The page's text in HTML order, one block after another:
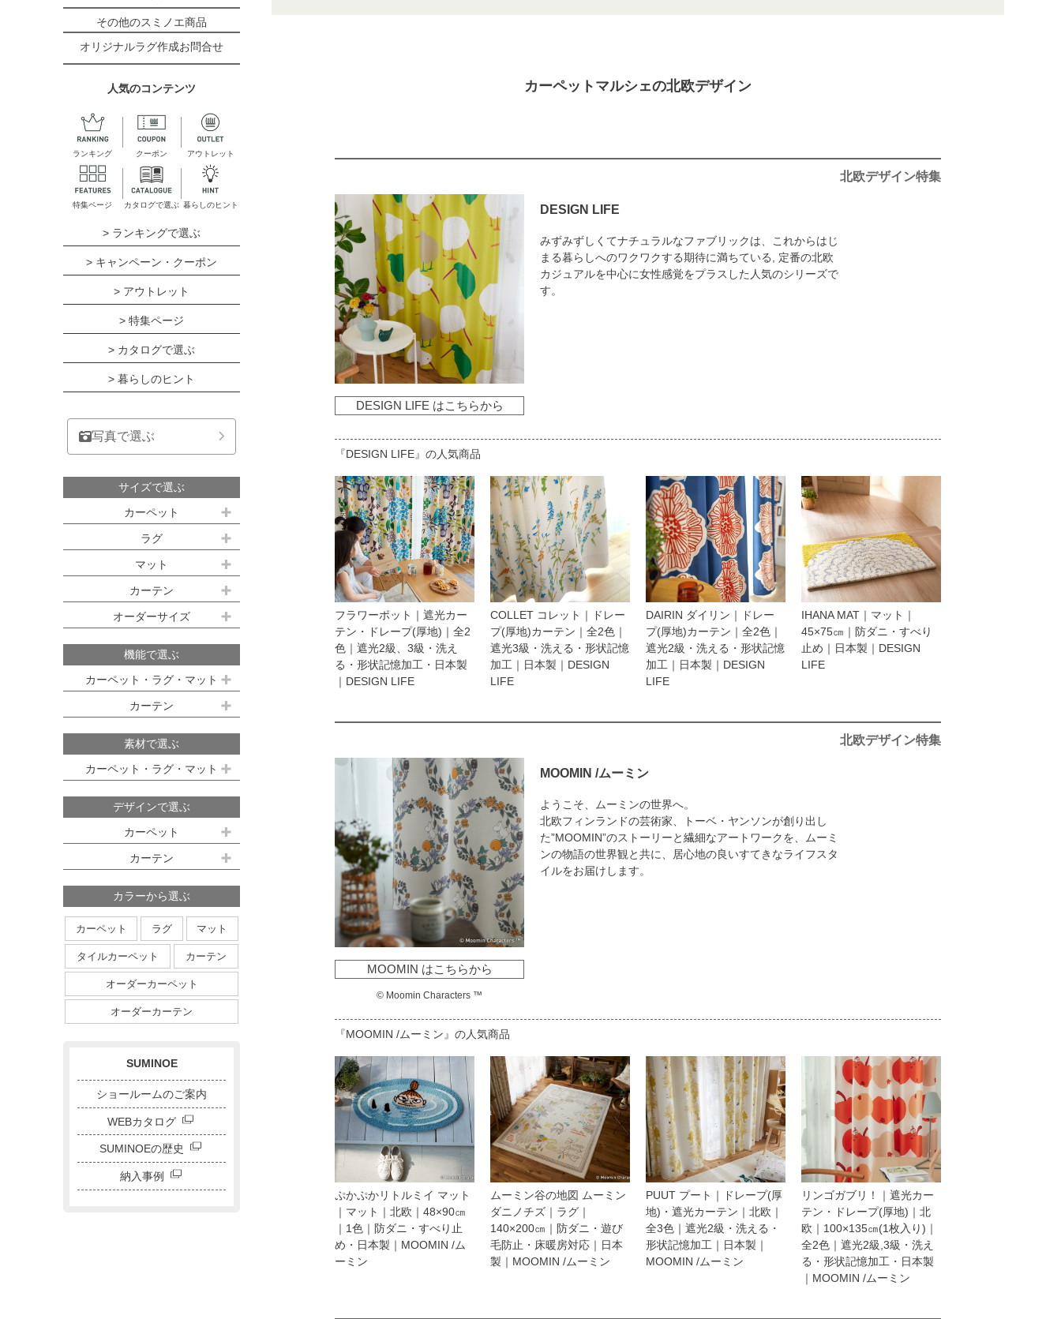
その他のスミノエ商品
オリジナルラグ作成お問合せ
人気のコンテンツ
ランキング クーポン アウトレット
特集ページ カタログで選ぶ 暮らしのヒント
> ランキングで選ぶ
> キャンペーン・クーポン
> アウトレット
> 特集ページ
> カタログで選ぶ
> 暮らしのヒント
写真で選ぶ
サイズで選ぶ
カーペット
江戸間サイズ(3畳～10畳)
江戸間 3畳(176x261cm)
江戸間 4.5畳(261x261cm)
江戸間 6畳(261x352cm)
江戸間 8畳(352x352cm)
江戸間 10畳(352x440cm)
本間サイズ(3畳～8畳)
本間 3畳(191x286cm)
本間 8畳(382x382cm)
その他のサイズ
廊下敷き
ラグ
約100ｘ140cm
約140ｘ200cm(約1.5畳)
約160ｘ230cm(約2畳)
約200ｘ250cm(約3畳)
約200ｘ300cm(約3.5畳)
約250ｘ250cm
約250ｘ350cm
約300ｘ300cm
約300ｘ350cm
約350ｘ350cm
約350ｘ400cm
約350ｘ450cm
約350ｘ500cm
円形サイズ
ダイニングサイズ
マット
キッチンマット
デスクマット
カーテン
既製サイズ ドレープ(厚地)
100ｘ135cm
100ｘ178cm
100ｘ200cm
100ｘ133cm
100ｘ176cm
100ｘ198cm
オーダーサイズ
オーダーカーペット
オーダーキッチンマット
オーダーカーペットの測り方
オーダーカーテンの測り方
機能で選ぶ
カーペット・ラグ・マット
防炎 防音
消臭
すべり止め
遊び毛防止
アレルブロック
制電
日本製
ホットカーペット・床暖房対応
カーテン
洗える 遮光
防炎
アレルブロック
形態安定加工
形状記憶加工
日本製
素材で選ぶ
カーペット・ラグ・マット
ナイロン
ウール
デザインで選ぶ
カーペット
ストライプ＆ボーダー
円形
カーテン
北欧デザイン
ナチュラルデザイン
無地・無地調
抽象柄
花柄
植物柄
鳥・動物
ストライプ・ボーダー
チェック
ドット
サークル
カラーから選ぶ
カーペット ラグ マット
タイルカーペット カーテン
オーダーカーペット
オーダーカーテン
SUMINOE
ショールームのご案内
WEBカタログ
SUMINOEの歴史
納入事例
カーペットマルシェの北欧デザイン
北欧デザイン特集
DESIGN LIFE はこちらから
DESIGN LIFE
みずみずしくてナチュラルなファブリックは、これからはじ
まる暮らしへのワクワクする期待に満ちている, 定番の北欧
カジュアルを中心に女性感覚をプラスした人気のシリーズで
す。
『DESIGN LIFE』の人気商品
フラワーポット｜遮光カー
テン・ドレープ(厚地)｜全2
色｜遮光2級、3級・洗え
る・形状記憶加工・日本製
｜DESIGN LIFE
COLLET コレット｜ドレー
プ(厚地)カーテン｜全2色｜
遮光3級・洗える・形状記憶
加工｜日本製｜DESIGN
LIFE
DAIRIN ダイリン｜ドレー
プ(厚地)カーテン｜全2色｜
遮光2級・洗える・形状記憶
加工｜日本製｜DESIGN
LIFE
IHANA MAT｜マット｜
45×75㎝｜防ダニ・すべり
止め｜日本製｜DESIGN
LIFE
北欧デザイン特集
MOOMIN はこちらから
© Moomin Characters ™
MOOMIN /ムーミン
ようこそ、ムーミンの世界へ。
北欧フィンランドの芸術家、トーベ・ヤンソンが創り出し
た”MOOMIN”のストーリーと繊細なアートワークを、ムーミ
ンの物語の世界観と共に、居心地の良いすてきなライフスタ
イルをお届けします。
『MOOMIN /ムーミン』の人気商品
ぷかぷかリトルミイ マット
｜マット｜北欧｜48×90㎝
｜1色｜防ダニ・すべり止
め・日本製｜MOOMIN /ム
ーミン
ムーミン谷の地図 ムーミン
ダニノチズ｜ラグ｜
140×200㎝｜防ダニ・遊び
毛防止・床暖房対応｜日本
製｜MOOMIN /ムーミン
PUUT プート｜ドレープ(厚
地)・遮光カーテン｜北欧｜
全3色｜遮光2級・洗える・
形状記憶加工｜日本製｜
MOOMIN /ムーミン
リンゴガブリ！｜遮光カー
テン・ドレープ(厚地)｜北
欧｜100×135㎝(1枚入り)｜
全2色｜遮光2級,3級・洗え
る・形状記憶加工・日本製
｜MOOMIN /ムーミン